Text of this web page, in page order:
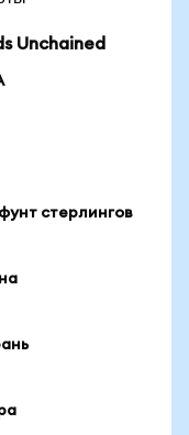
Unchained
стерлингов